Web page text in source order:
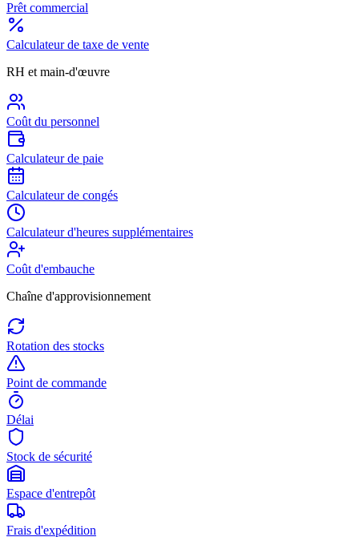
Prêt commercial
Calculateur de taxe de vente
RH et main-d'œuvre
Coût du personnel
Calculateur de paie
Calculateur de congés
Calculateur d'heures supplémentaires
Coût d'embauche
Chaîne d'approvisionnement
Rotation des stocks
Point de commande
Délai
Stock de sécurité
Espace d'entrepôt
Frais d'expédition